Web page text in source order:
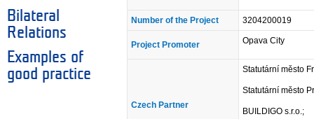
Bilateral
Relations
Examples of
good practice
Number of the Project 3204200019
Project Promoter Opava City
Czech Partner
Statutární město
Statutární město
BUILDIGO s.r.o.;